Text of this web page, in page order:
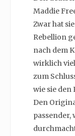
Maddie
Zwar hat
Rebellion
nach dem
wirklich
zum
wie sie den
Den
passender,